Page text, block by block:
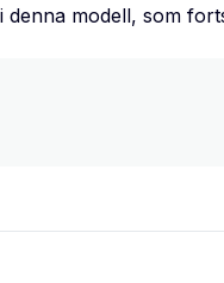
denna modell, som